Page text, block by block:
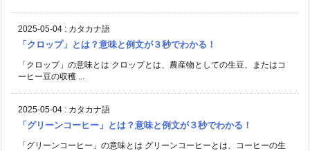
2025-05-04 : カタカナ語
「クロップ」とは？意味と例文が３秒でわかる！
「クロップ」の意味とは クロップとは、農産物としての生豆、またはコ
ーヒー豆の収穫 ...
2025-05-04 : カタカナ語
「グリーンコーヒー」とは？意味と例文が３秒でわかる！
「グリーンコーヒー」の意味とは グリーンコーヒーとは、コーヒーの生